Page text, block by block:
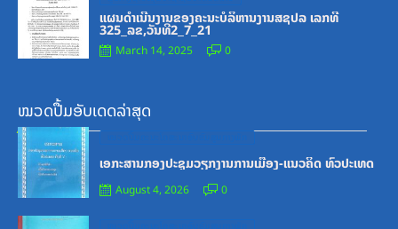
ແຜນດຳເນີນງານຂອງຄະນະບໍລິຫານງານສຊປລ ເລກທີ
325_ລຂ,ວັນທີ2_7_21
on
March 14, 2025 0
ໝວດປື້ມອັບເດດລ່າສຸດ
ເອກະສານກອງປະຊຸມວຽກງານການເມືອງ-ແນວຄິດ ທົ່ວປະເທດ
August 4, 2026 0